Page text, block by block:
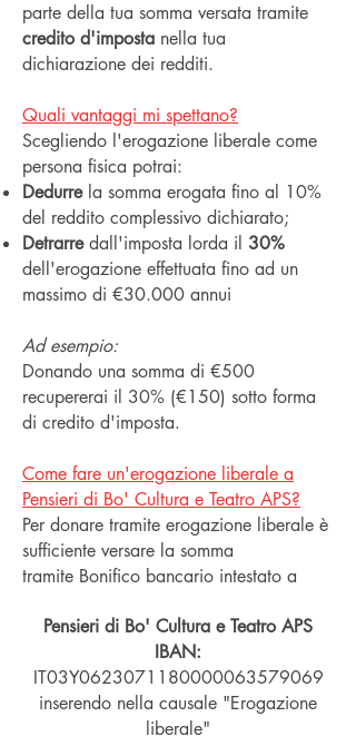
parte della tua somma versata tramite
credito d'imposta nella tua
dichiarazione dei redditi.
Quali vantaggi mi spettano?
Scegliendo l'erogazione liberale come
persona fisica potrai:
Dedurrela somma erogata fino al 10%
del reddito complessivo dichiarato;
Detrarredall'imposta lorda il 30%
dell'erogazione effettuata fino ad un
massimo di €30.000 annui
Ad esempio:
Donando una somma di €500
recupererai il 30% (€150) sotto forma
di credito d'imposta.
Come fare un'erogazione liberale a
Pensieri di Bo' Cultura e Teatro APS?
Per donare tramite erogazione liberale è
sufficiente versare la somma
tramite Bonifico bancario intestato a
Pensieri di Bo' Cultura e Teatro APS
IBAN:
IT03Y0623071180000063579069
inserendo nella causale "Erogazione
liberale"